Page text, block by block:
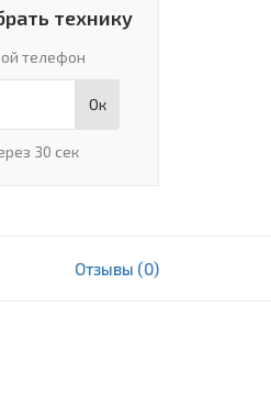
технику
телефон
Ок
30 сек
В корзину
Отзывы (0)